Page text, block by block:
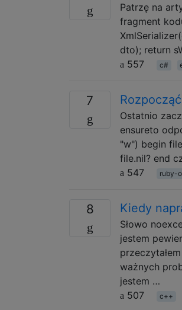
Patrzę na
fragment
dto); return
557
c#
7
Ostatnio
ensureto
"w") begin
file.nil? end
547
ruby-
8 Kiedy
Słowo
jestem
ważnych
jestem …
507
c++